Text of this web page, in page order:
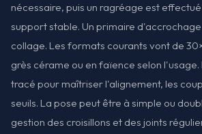
nécessaire, puis un ragréage est
support stable. Un primaire
collage. Les formats courants vont de
grès cérame ou en faïence selon
tracé pour maîtriser l'alignement, les
seuils. La pose peut être à simple ou
gestion des croisillons et des joints